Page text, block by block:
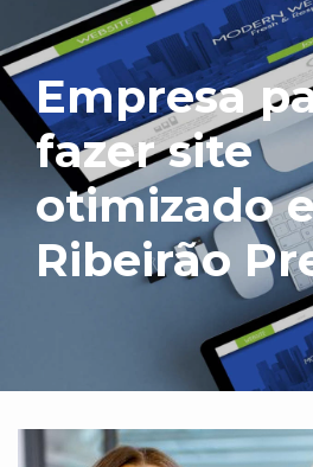
Empresa
fazer site
otimizado
Ribeirão